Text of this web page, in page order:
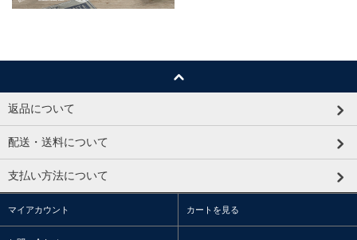
返品について
配送・送料について
支払い方法について
マイアカウント カートを見る